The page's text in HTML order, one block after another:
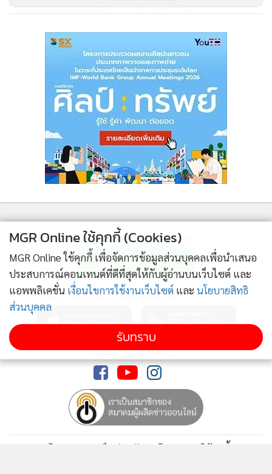
แฟนแต่งงานอาจได้คำตอบให้รอคอย แต่ไม่นานเกินไป เตรียมใจ
คุณจะได้ยิน ได้เข้าไปสัมผัสเรื่องที่ไม่เคยรู้ ไม่เคยสนใจ การ
ทำงานของคนต่างชาติต่างภาษาในองค์กร หรือการติดต่อ
ภายนอกจะมีปัญหาเล็กน้อยพอแก้ไขได้ เสื้อผ้าเก่า ของเก่าใน
บ้านควรรีบโละทิ้งก่อนจะรบกวนดวงปัญหาสุขภาพ งดการให้ยืม
ของมีค่าโดยเฉพาะเครื่องประดับและยานพาหนะ
ความรักที่เป็นลายลักษณ์อักษร อาจทำให้คุณมีน้ำตา บางคนจะ
เบาแบบยาวๆจนปลายปี แม้มีคนเข้ามาบ้างแต่เหมือนคุณยังไม
ได้คิดจะฝากใจไว้กับใคร
คนเกิดวันเสาร์
เครื่องดนตรีพื้นเมือง หรือสิ่งที่เป็นคู่ใจ เล่นมานานวันนี้จะเป็น
อุปกรณ์ช่วยหากินได้ ใครตกงาน ว่างๆ อาจมีคนชวนไปรับ
งานการแสดง ความสามารถส่วนตัวจะเบิกทางและทำให้ได้โค
วต้าสำคัญ วัยเรียนจะได้ที่เรียนใหม่เพราะเหตุนี้มากกว่าสาย
วิชาการ งานบุญ งานศพ หากได้ข่าวคราวให้ไปร่วมงานพร้อม
ทำบุญเป็นเลขคี่หารลงตัว
ความเลิฟวันนี้งอนกันไป ง้อกันไปแต่พอหอมปากหอมคอ การ
ลงทุนด้วยชื่อภรรยา หรือสามีเป็นเรื่องดีและน่าคิด แม้จะแอบงก
เล็กๆในใจ แต่เชื่อเถอะพวกเขาบริหารเรื่องนี้ได้ดี วันนี้งดขอ
แฟนแต่งงานหรือแจกการ์ด ถ้าต้องเชิญใช้ปากเปล่าเอ่ยชวนจะดี
1,306
ดวงประจำวันพุธที่ ๑ กรกฎาคม
๒๕๕๘
ติดตามข่าวสารผ่านทาง LINE
MGR Online Application
ติดตาม MGR Online
MGR Online ใช้คุกกี้ (Cookies)
MGR Online ใช้คุกกี้ เพื่อจัดการข้อมูลส่วนบุคคลเพื่อนำเสนอ
ประสบการณ์คอนเทนต์ที่ดีที่สุดให้กับผู้อ่านบนเว็บไซต์ และ
แอพพลิเคชั่น เงื่อนไขการใช้งานเว็บไซต์ และ นโยบายสิทธิ
ส่วนบุคคล
รับทราบ